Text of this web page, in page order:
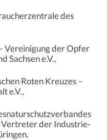
des
Vereinigung der Opfer
Sachsen e.V.,
Roten Kreuzes –
e.V.,
Vertreter der Industrie-